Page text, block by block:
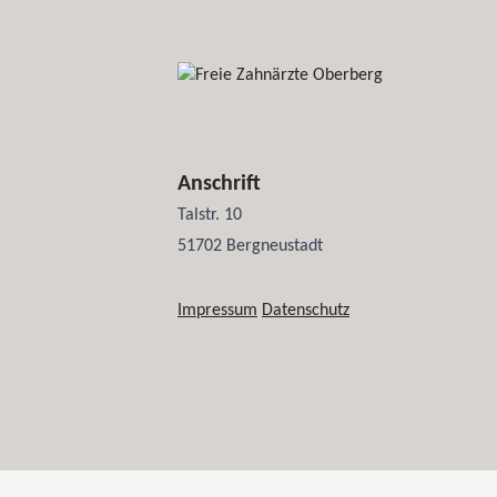
Anschrift
Talstr. 10
51702 Bergneustadt
Impressum Datenschutz